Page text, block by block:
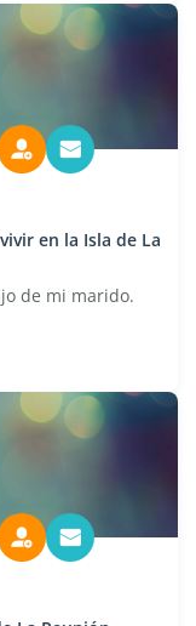
en la Isla de La
de mi marido.